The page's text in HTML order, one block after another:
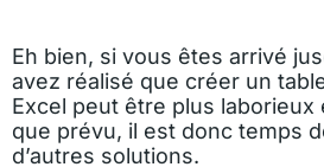
Eh bien, si vous êtes arrivé
avez réalisé que créer un
Excel peut être plus laborieux
que prévu, il est donc temps
d’autres solutions.